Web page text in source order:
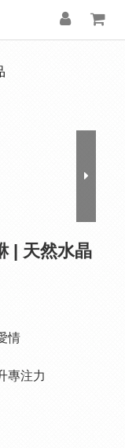
| 天然水晶
情
專注力